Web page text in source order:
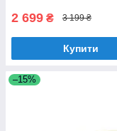
2 699 ₴ 3 199 ₴
Купити
–15%